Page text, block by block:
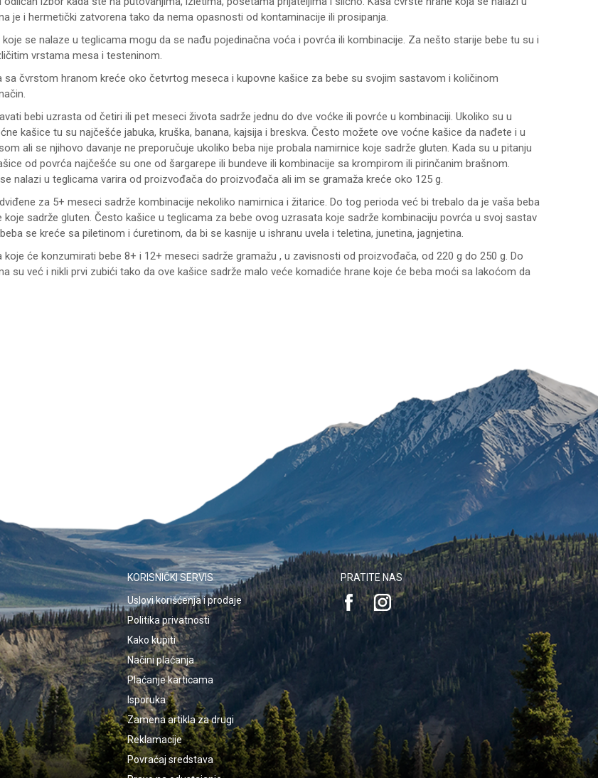
je i hermetički zatvorena tako da nema opasnosti od kontaminacije ili prosipanja.
koje se nalaze u teglicama mogu da se nađu pojedinačna voća i povrća ili kombinacije. Za nešto starije bebe tu su i
vrstama mesa i testeninom.
sa čvrstom hranom kreće oko četvrtog meseca i kupovne kašice za bebe su svojim sastavom i količinom
bebi uzrasta od četiri ili pet meseci života sadrže jednu do dve voćke ili povrće u kombinaciji. Ukoliko su u
kašice tu su najčešće jabuka, kruška, banana, kajsija i breskva. Često možete ove voćne kašice da nađete i u
ali se njihovo davanje ne preporučuje ukoliko beba nije probala namirnice koje sadrže gluten. Kada su u pitanju
od povrća najčešće su one od šargarepe ili bundeve ili kombinacije sa krompirom ili pirinčanim brašnom.
nalazi u teglicama varira od proizvođača do proizvođača ali im se gramaža kreće oko 125 g.
za 5+ meseci sadrže kombinacije nekoliko namirnica i žitarice. Do tog perioda već bi trebalo da je vaša beba
koje sadrže gluten. Često kašice u teglicama za bebe ovog uzrasata koje sadrže kombinaciju povrća u svoj sastav
se kreće sa piletinom i ćuretinom, da bi se kasnije u ishranu uvela i teletina, junetina, jagnjetina.
koje će konzumirati bebe 8+ i 12+ meseci sadrže gramažu , u zavisnosti od proizvođača, od 220 g do 250 g. Do
su već i nikli prvi zubići tako da ove kašice sadrže malo veće komadiće hrane koje će beba moći sa lakoćom da
KORISNIČKI SERVIS
Uslovi korišćenja i prodaje
Politika privatnosti
Kako kupiti
Načini plaćanja
Plaćanje karticama
Isporuka
Zamena artikla za drugi
Reklamacije
Povraćaj sredstava
PRATITE NAS